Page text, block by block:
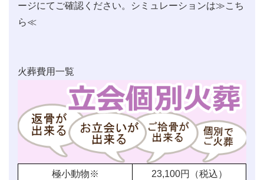
ージにてご確認ください。シミュレーションは≫こち
ら≪
火葬費用一覧
極小動物※ 23,100円（税込）